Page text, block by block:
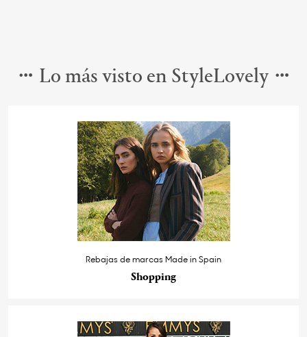
Lo más visto en StyleLovely
Rebajas de marcas Made in Spain
Shopping